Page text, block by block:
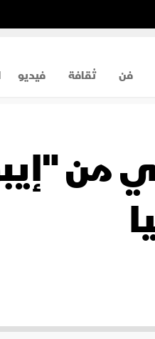
فن ثقافة فيديو
من